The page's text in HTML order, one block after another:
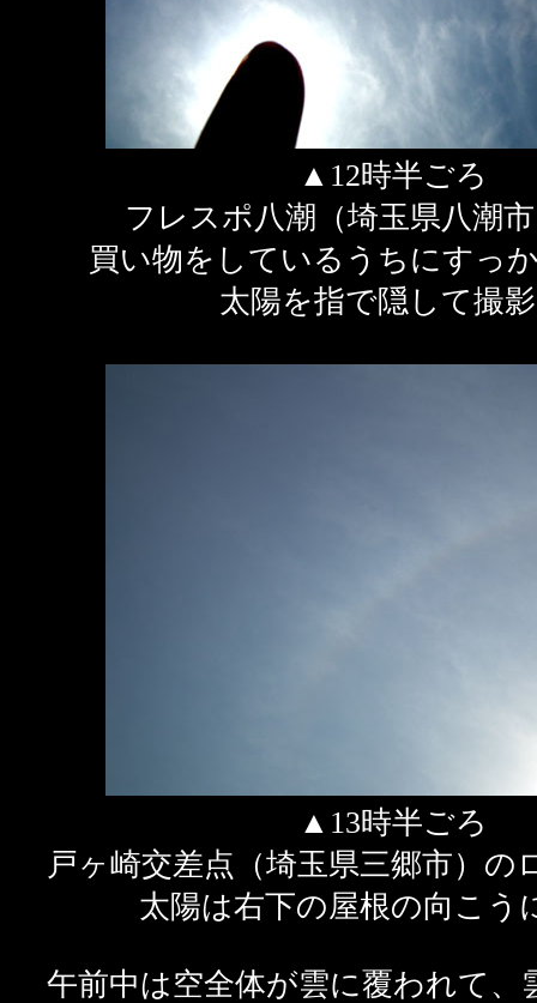
▲12時半ごろ
フレスポ八潮（埼玉県八潮
買い物をしているうちにすっ
太陽を指で隠して撮
▲13時半ごろ
戸ヶ崎交差点（埼玉県三郷市）の
太陽は右下の屋根の向こう
午前中は空全体が雲に覆われて、